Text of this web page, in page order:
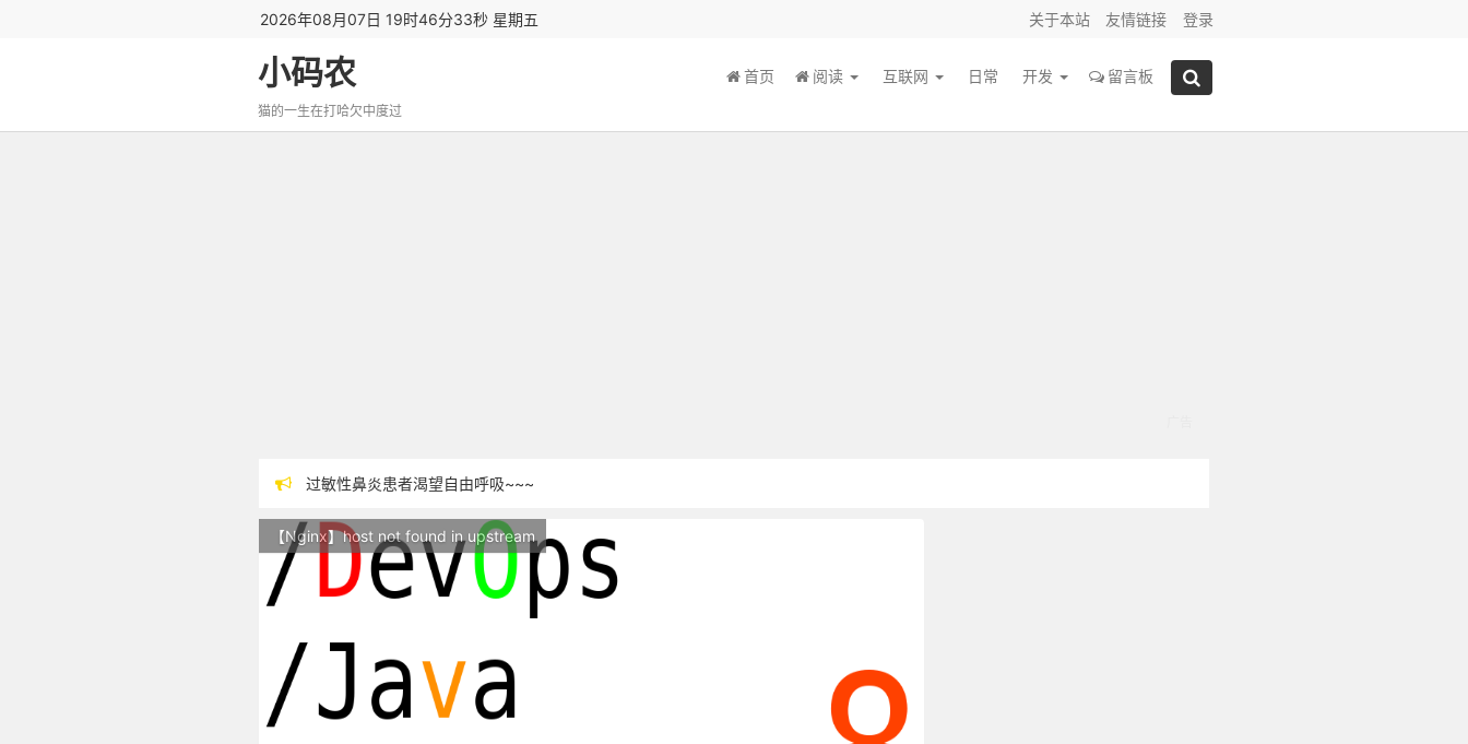
2026年08月07日 19时46分34秒 星期五 关于本站 友情链接 登录
小码农
猫的一生在打哈欠中度过
首页 阅读 互联网 日常 开发 留言板
过敏性鼻炎患者渴望自由呼吸~~~
站点随时调整中，如果不能访问，请稍等片刻
反对日本核废水排海
【Nginx】host not found in upstream